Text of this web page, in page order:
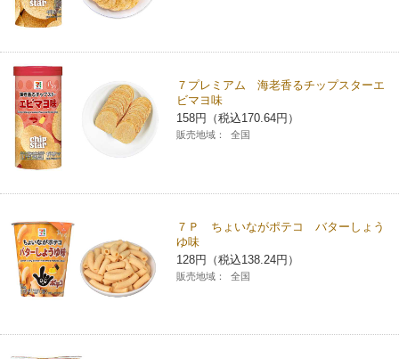
７プレミアム 海老香るチップスターエ
ビマヨ味
158円（税込170.64円）
販売地域： 全国
７Ｐ ちょいながポテコ バターしょう
ゆ味
128円（税込138.24円）
販売地域： 全国